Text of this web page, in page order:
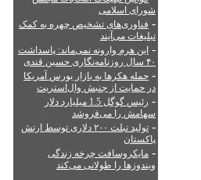
شورای اسلامی
- فناوری‌های تشخیص چهره به کمک
تبلیغات می‌آیند
- این هرم وارونه نمی‌ماند: پاسداشت
۴۰ سال روزنامه‌نگاری حسین قندی
- حمله هکرها به بازار بورس آمریکا
در حمایت از جنبش وال‌استریت
-
رئیس گوگل 1.5 میلیارد دلار
سهامش را می‌فروشد
-
تولید تبلت ۲۰۰ دلاری توسط ارتش
پاکستان
- مایکروسافت چرخه زندگی
ویندوزها را طولانی می‌کند